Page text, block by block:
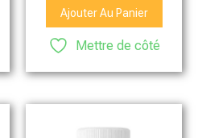
Ajouter Au Panier
Mettre de côté